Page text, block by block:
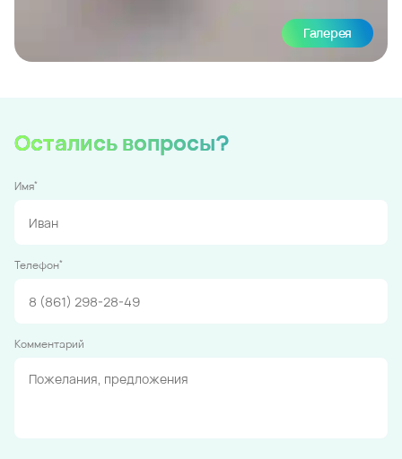
Галерея
Остались вопросы?
Имя*
Телефон*
Комментарий